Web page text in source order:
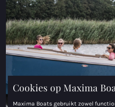
Maxima 800 cabin
Maxima 35
Maxima 37 cabin
Alle Coastal modellen
Sloepen
Cookies op Maxima
Maxima Boats gebruikt zowel